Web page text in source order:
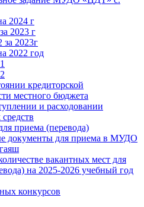
2024 г
2023 г
2023г
2022 год
кредиторской
местного бюджета
и расходовании
приема (перевода)
документы для приема в МУДО
вакантных мест для
на 2025-2026 учебный год
конкурсов